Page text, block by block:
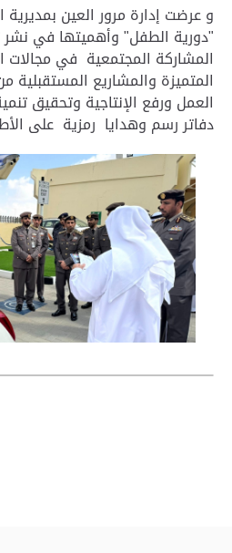
و عرضت إدارة مرور العين بمديرية
"دورية الطفل" وأهميتها في نشر
المشاركة المجتمعية في مجالات
المتميزة والمشاريع
العمل ورفع الإنتاجية وتحقيق
دفاتر رسم وهدايا رمزية على